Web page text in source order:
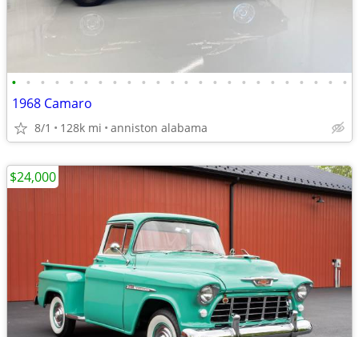
• • • • • • • • • • • • • • • • • • • • • • • •
1968 Camaro
8/1 128k mi anniston alabama
$24,000